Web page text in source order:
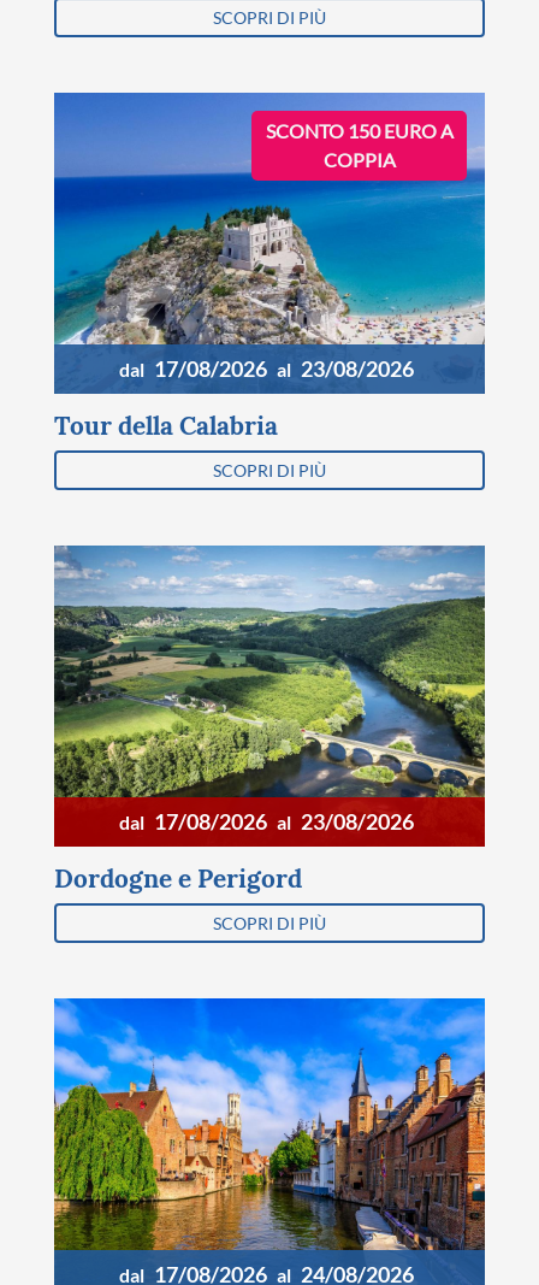
SCOPRI DI PIÙ
SCONTO 150 EURO A
COPPIA
dal 17/08/2026 al 23/08/2026
Tour della Calabria
SCOPRI DI PIÙ
dal 17/08/2026 al 23/08/2026
Dordogne e Perigord
SCOPRI DI PIÙ
dal 17/08/2026 al 24/08/2026